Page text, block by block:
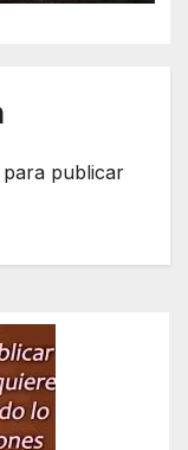
para publicar